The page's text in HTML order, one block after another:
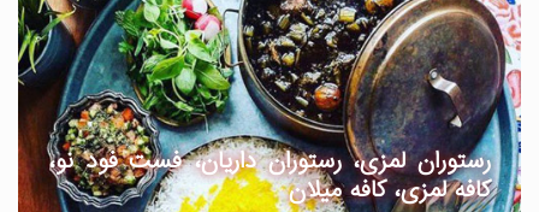
رستوران لمزی، رستوران داریان، فست فود نو،
کافه لمزی، کافه میلان